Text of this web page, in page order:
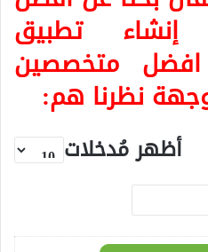
تطبيق
افضل متخصصين
نظرنا هم:
أظهر مُدخلات